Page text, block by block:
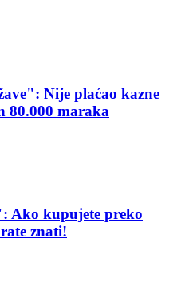
Nije plaćao kazne
80.000 maraka
Ako kupujete preko
znati!